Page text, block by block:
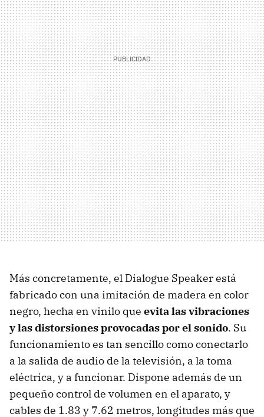
Más concretamente, el Dialogue Speaker está
fabricado con una imitación de madera en color
negro, hecha en vinilo que evita las vibraciones
y las distorsiones provocadas por el sonido. Su
funcionamiento es tan sencillo como conectarlo
a la salida de audio de la televisión, a la toma
eléctrica, y a funcionar. Dispone además de un
pequeño control de volumen en el aparato, y
cables de 1.83 y 7.62 metros, longitudes más que